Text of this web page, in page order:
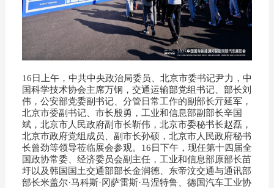
16日上午，中共中央政治局委员、北京市委书记尹力，中
国科学技术协会主席万钢，交通运输部党组书记、部长刘
伟，公安部党委副书记、分管日常工作的副部长亓延军，
北京市委副书记、市长殷勇，工业和信息部副部长辛国
斌，北京市人民政府副市长靳伟，北京市委秘书长赵磊，
北京市政府党组成员、副市长孙硕，北京市人民政府秘书
长曾劲等领导莅临展会参观。16日下午，现任第十四届全
国政协常委、经济委员会副主任，工业和信息部原部长苗
圩以及韩国国土交通部部长金润德、东帝汶交通与通讯部
部长米盖尔·马科斯·冈萨雷斯·马涅特鲁、德国汽车工业协